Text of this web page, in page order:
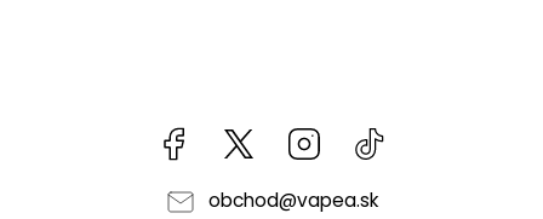
Facebook kzifcak85131Instagram
obchod@vapea.sk